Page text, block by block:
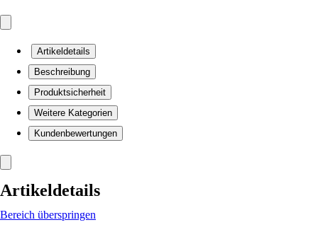
Artikeldetails
Beschreibung
Produktsicherheit
Weitere Kategorien
Kundenbewertungen
Artikeldetails
Bereich überspringen